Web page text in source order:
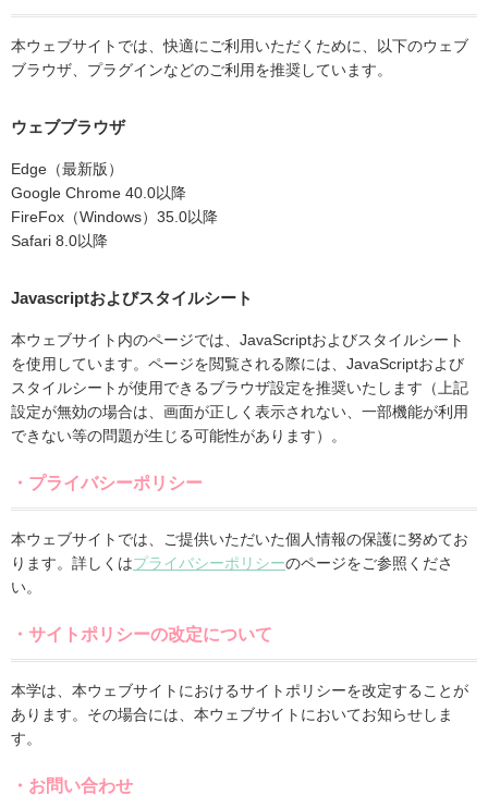
本ウェブサイトでは、快適にご利用いただくために、以下のウェブ
ブラウザ、プラグインなどのご利用を推奨しています。
ウェブブラウザ
Edge（最新版）
Google Chrome 40.0以降
FireFox（Windows）35.0以降
Safari 8.0以降
Javascriptおよびスタイルシート
本ウェブサイト内のページでは、JavaScriptおよびスタイルシート
を使用しています。ページを閲覧される際には、JavaScriptおよび
スタイルシートが使用できるブラウザ設定を推奨いたします（上記
設定が無効の場合は、画面が正しく表示されない、一部機能が利用
できない等の問題が生じる可能性があります）。
・プライバシーポリシー
本ウェブサイトでは、ご提供いただいた個人情報の保護に努めてお
ります。詳しくはプライバシーポリシーのページをご参照くださ
い。
・サイトポリシーの改定について
本学は、本ウェブサイトにおけるサイトポリシーを改定することが
あります。その場合には、本ウェブサイトにおいてお知らせしま
す。
・お問い合わせ